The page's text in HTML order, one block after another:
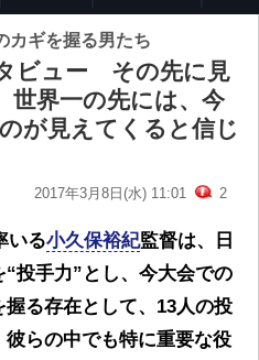
カギを握る男たち
ビュー その先に見
世界一の先には、今
が見えてくると信じ
2017年3月8日(水) 11:01 2
いる小久保裕紀監督は、日
“投手力”とし、今大会での
る存在として、13人の投
らの中でも特に重要な役